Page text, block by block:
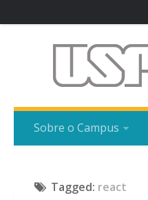
Sobre o Campus
Tagged: react